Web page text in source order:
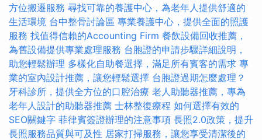
方位搬遷服務 尋找可靠的養護中心，為老年人提供舒適的
生活環境 台中整骨討論區 專業養護中心，提供全面的照護
服務 找值得信賴的Accounting Firm 餐飲設備回收推薦，
為舊設備提供專業處理服務 台胞證的申請步驟詳細說明，
助您輕鬆辦理 多樣化自助餐選擇，滿足所有賓客的需求 專
業的室內設計推薦，讓您輕鬆選擇 台胞證過期怎麼處理？
牙科診所，提供全方位的口腔治療 老人助聽器推薦，專為
老年人設計的助聽器推薦 士林整復療程 如何選擇有效的
SEO關鍵字 菲律賓簽證辦理的注意事項 長照2.0政策，提升
長照服務品質與可及性 居家打掃服務，讓您享受清潔後的